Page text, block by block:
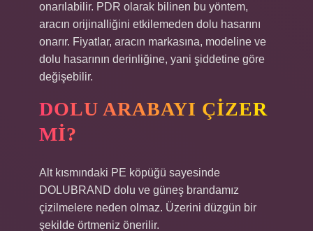
onarılabilir. PDR olarak bilinen bu yöntem,
aracın orijinalliğini etkilemeden dolu hasarını
onarır. Fiyatlar, aracın markasına, modeline ve
dolu hasarının derinliğine, yani şiddetine göre
değişebilir.
DOLU ARABAYI ÇIZER
MI?
Alt kısmındaki PE köpüğü sayesinde
DOLUBRAND dolu ve güneş brandamız
çizilmelere neden olmaz. Üzerini düzgün bir
şekilde örtmeniz önerilir.